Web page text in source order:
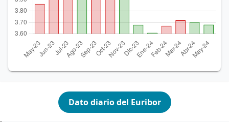
Dato diario del Euribor